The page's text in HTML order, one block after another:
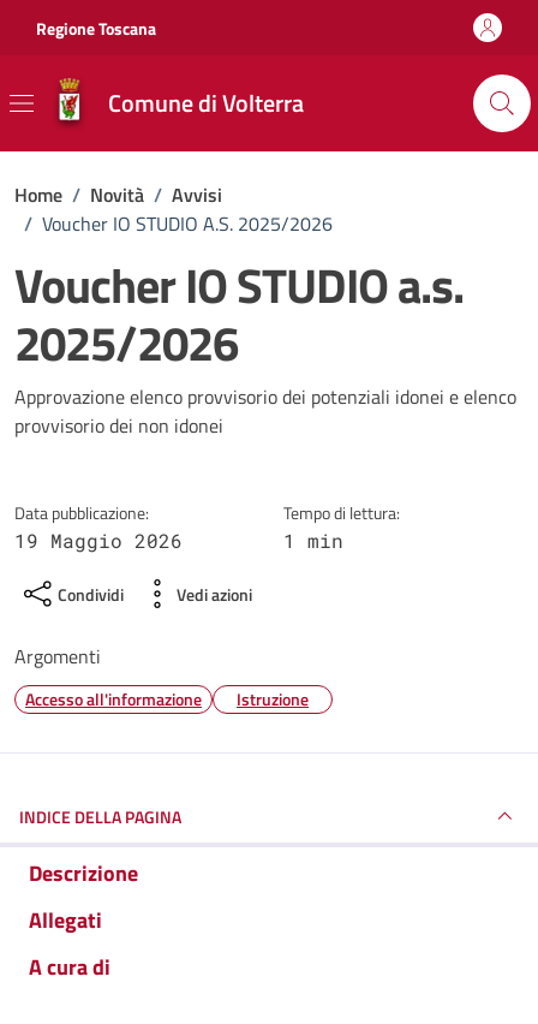
Regione Toscana
Comune di Volterra
Home / Novità / Avvisi
/ Voucher IO STUDIO A.s. 2025/2026
Voucher IO STUDIO a.s.
2025/2026
Dettagli della notizia
Approvazione elenco provvisorio dei potenziali idonei e elenco
provvisorio dei non idonei
Data pubblicazione:
19 Maggio 2026
Tempo di lettura:
1 min
Condividi Vedi azioni
Argomenti
Accesso all'informazione Istruzione
INDICE DELLA PAGINA
Descrizione
Allegati
A cura di